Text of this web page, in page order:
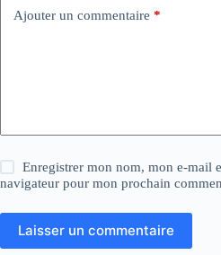
Ajouter un commentaire *
Enregistrer mon nom, mon e-mail
navigateur pour mon prochain
Laisser un commentaire